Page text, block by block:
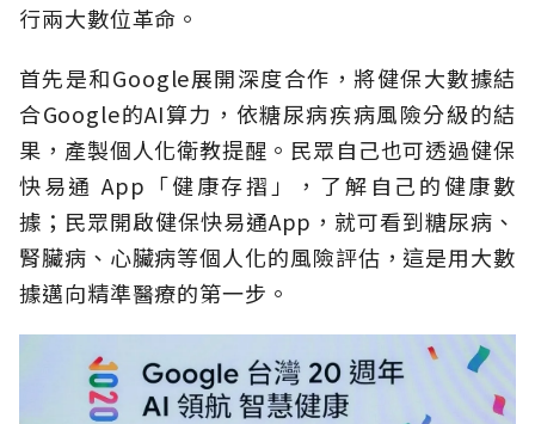
行兩大數位革命。
首先是和Google展開深度合作，將健保大數據結
合Google的AI算力，依糖尿病疾病風險分級的結
果，產製個人化衛教提醒。民眾自己也可透過健保
快易通 App「健康存摺」，了解自己的健康數
據；民眾開啟健保快易通App，就可看到糖尿病、
腎臟病、心臟病等個人化的風險評估，這是用大數
據邁向精準醫療的第一步。